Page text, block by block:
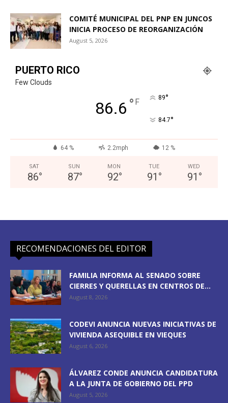
COMITÉ MUNICIPAL DEL PNP EN JUNCOS
INICIA PROCESO DE REORGANIZACIÓN
August 5, 2026
PUERTO RICO
Few Clouds
86.6 ° F 89°
84.7°
64 % 2.2mph 12 %
SAT
86°
SUN
87°
MON
92°
TUE
91 °
WED
91 °
RECOMENDACIONES DEL EDITOR
FAMILIA INFORMA AL SENADO SOBRE
CIERRES Y QUERELLAS EN CENTROS DE...
August 8, 2026
CODEVI ANUNCIA NUEVAS INICIATIVAS DE
VIVIENDA ASEQUIBLE EN VIEQUES
August 6, 2026
ÁLVAREZ CONDE ANUNCIA CANDIDATURA
A LA JUNTA DE GOBIERNO DEL PPD
August 5, 2026